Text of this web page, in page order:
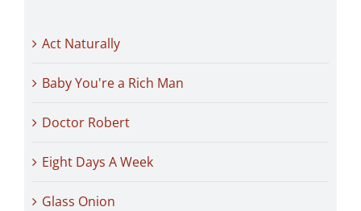
Act Naturally
Baby You're a Rich Man
Doctor Robert
Eight Days A Week
Glass Onion